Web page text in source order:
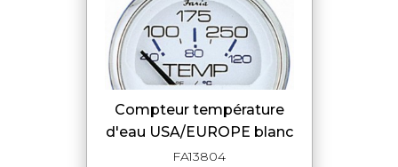
compteur température
d'eau USA/EUROPE blanc
FA13804